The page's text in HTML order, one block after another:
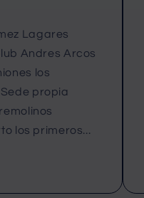
Lagares
Andres Arcos
los
propia
los primeros...